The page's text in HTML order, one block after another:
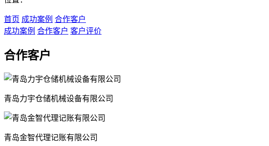
首页 成功案例 合作客户
成功案例 合作客户 客户评价
合作客户
青岛力宇仓储机械设备有限公司
青岛金智代理记账有限公司